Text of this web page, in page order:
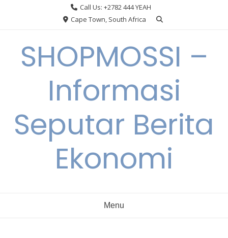
Call Us: +2782 444 YEAH
Cape Town, South Africa
SHOPMOSSI –
Informasi
Seputar Berita
Ekonomi
Menu